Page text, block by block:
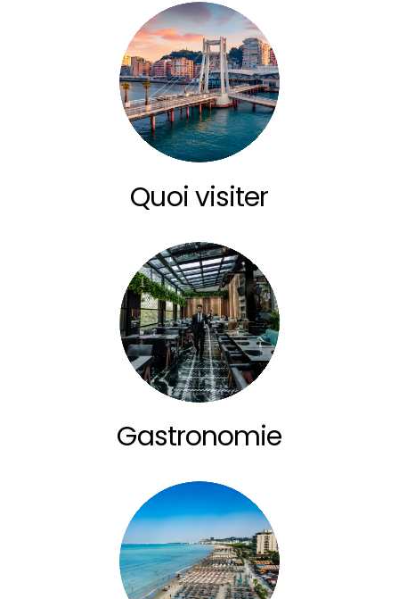
Quoi visiter
Gastronomie